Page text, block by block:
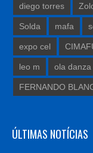
diego torres
Solda mafa
expo cel
leo m ola danza
FERNANDO
ÚLTIMAS NOTÍCIAS